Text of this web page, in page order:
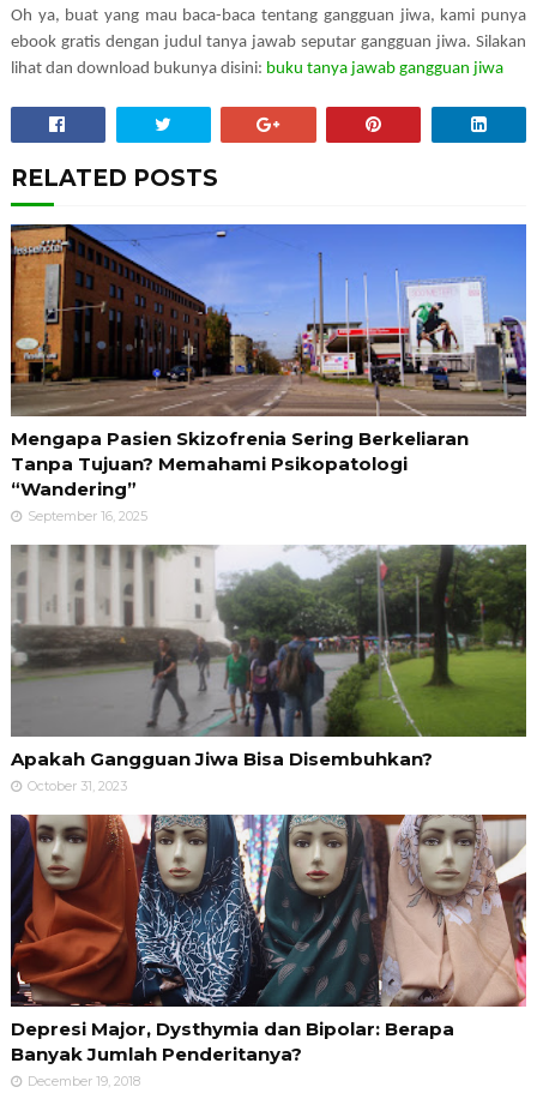
Oh ya, buat yang mau baca-baca tentang gangguan jiwa, kami punya
ebook gratis dengan judul tanya jawab seputar gangguan jiwa. Silakan
lihat dan download bukunya disini: buku tanya jawab gangguan jiwa
RELATED POSTS
Mengapa Pasien Skizofrenia Sering Berkeliaran
Tanpa Tujuan? Memahami Psikopatologi
“Wandering”
September 16, 2025
Apakah Gangguan Jiwa Bisa Disembuhkan?
October 31, 2023
Depresi Major, Dysthymia dan Bipolar: Berapa
Banyak Jumlah Penderitanya?
December 19, 2018